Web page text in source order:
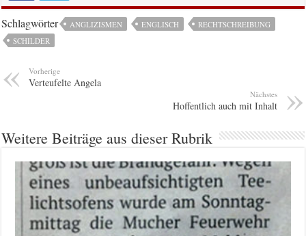
Schlagwörter ANGLIZISMEN ENGLISCH
RECHTSCHREIBUNG
SCHILDER
Vorherige
Verteufelte Angela
Nächstes
Hoffentlich auch mit Inhalt
Weitere Beiträge aus dieser Rubrik